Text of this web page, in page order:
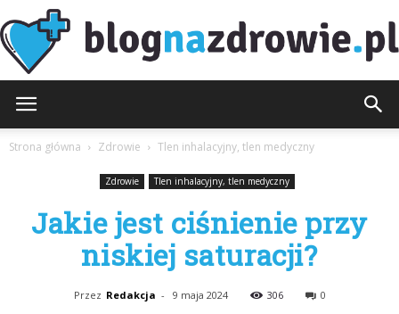
Strona główna Zdrowie Tlen inhalacyjny, tlen medyczny
Zdrowie Tlen inhalacyjny, tlen medyczny
Jakie jest ciśnienie przy
niskiej saturacji?
Przez Redakcja - 9 maja 2024 306 0